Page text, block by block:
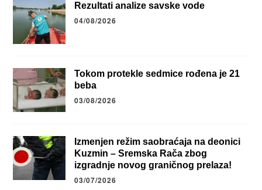
Rezultati analize savske vode
04/08/2026
Tokom protekle sedmice rođena je 21
beba
03/08/2026
Izmenjen režim saobraćaja na deonici
Kuzmin – Sremska Rača zbog
izgradnje novog graničnog prelaza!
03/07/2026